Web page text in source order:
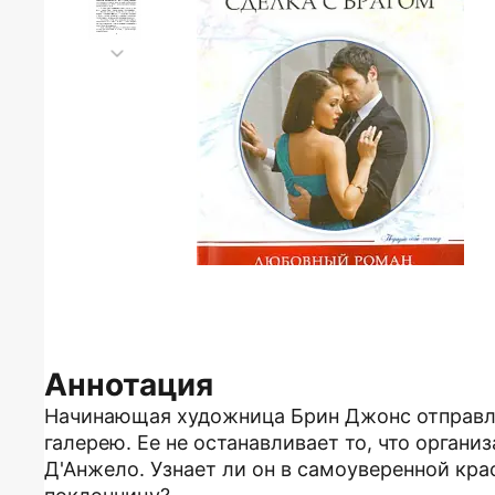
Аннотация
Начинающая художница Брин Джонс
галерею. Ее не останавливает то, что
Д'Анжело. Узнает ли он в самоуверенной